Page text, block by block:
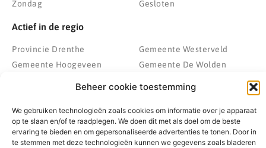
Beheer cookie toestemming
We gebruiken technologieën zoals cookies om informatie over je apparaat
op te slaan en/of te raadplegen. We doen dit met als doel om de beste
ervaring te bieden en om gepersonaliseerde advertenties te tonen. Door in
te stemmen met deze technologieën kunnen we gegevens zoals bladeren
Zondag
Gesloten
Actief in de regio
Provincie Drenthe
Gemeente Hoogeveen
Gemeente Noordenveld
Gemeente Noordoostpolder
Gemeente Steenwijkerland
Gemeente Westerveld
Gemeente De Wolden
Kampen
Emmeloord
Wolvega